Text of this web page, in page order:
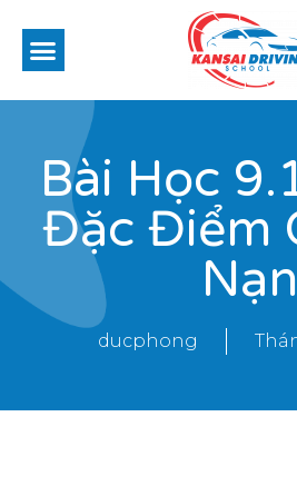
Bài Học
Đặc Điểm
Nạn
ducphong